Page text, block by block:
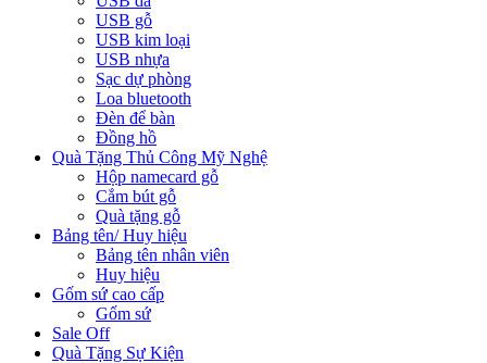
USB gỗ
USB kim loại
USB nhựa
Sạc dự phòng
Loa bluetooth
Đèn để bàn
Đồng hồ
Quà Tặng Thủ Công Mỹ Nghệ
Hộp namecard gỗ
Cắm bút gỗ
Quà tặng gỗ
Bảng tên/ Huy hiệu
Bảng tên nhân viên
Huy hiệu
Gốm sứ cao cấp
Gốm sứ
Sale Off
Quà Tặng Sự Kiện